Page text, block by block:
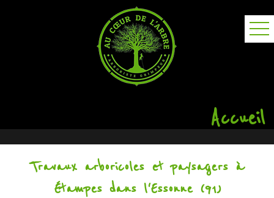
Accueil
Travaux arboricoles et paysagers à
Étampes dans l'Essonne (91)